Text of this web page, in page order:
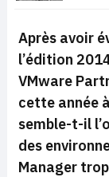
Après avoir
l’édition
VMware
cette année
semble-t-il
des
Manager